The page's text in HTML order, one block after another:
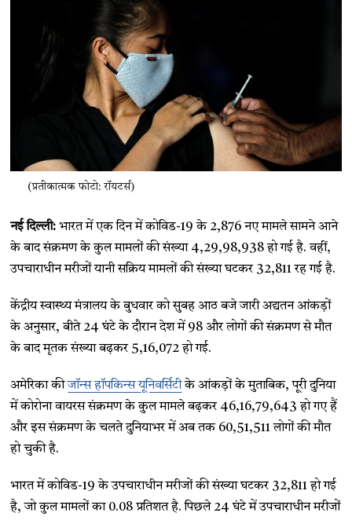
(प्रतीकात्मक फोटो: रॉयटर्स)
नई दिल्ली:भारत में एक दिन में कोविड-19 के 2,876 नए मामले सामने आने
के बाद संक्रमण के कुल मामलों की संख्या 4,29,98,938 हो गई है. वहीं,
उपचाराधीन मरीजों यानी सक्रिय मामलों की संख्या घटकर 32,811 रह गई है.
केंद्रीय स्वास्थ्य मंत्रालय के बुधवार को सुबह आठ बजे जारी अद्यतन आंकड़ों
के अनुसार, बीते 24 घंटे के दौरान देश में 98 और लोगों की संक्रमण से मौत
के बाद मृतक संख्या बढ़कर 5,16,072 हो गई.
अमेरिका कीजॉन्स हॉपकिन्स यूनिवर्सिटीके आंकड़ों के मुताबिक, पूरी दुनिया
में कोरोना वायरस संक्रमण के कुल मामले बढ़कर 46,16,79,643 हो गए हैं
और इस संक्रमण के चलते दुनियाभर में अब तक 60,51,511 लोगों की मौत
हो चुकी है.
भारत में कोविड-19 के उपचाराधीन मरीजों की संख्या घटकर 32,811 हो गई
है, जो कुल मामलों का 0.08 प्रतिशत है. पिछले 24 घंटे में उपचाराधीन मरीजों